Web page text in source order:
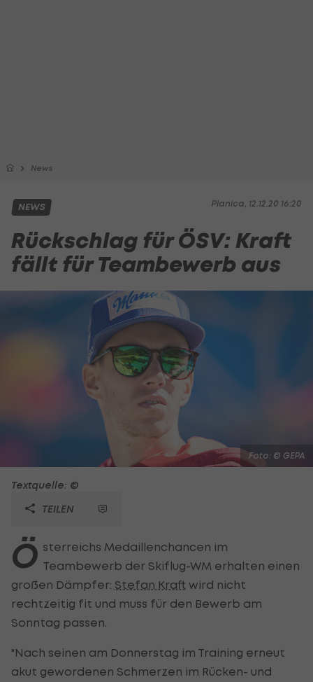
News
Planica, 12.12.20 16:20
NEWS
Rückschlag für ÖSV: Kraft
fällt für Teambewerb aus
Foto: © GEPA
Textquelle: ©
TEILEN
Ö sterreichs Medaillenchancen im
Teambewerb der Skiflug-WM erhalten einen
großen Dämpfer: Stefan Kraft wird nicht
rechtzeitig fit und muss für den Bewerb am
Sonntag passen.
"Nach seinen am Donnerstag im Training erneut
akut gewordenen Schmerzen im Rücken- und